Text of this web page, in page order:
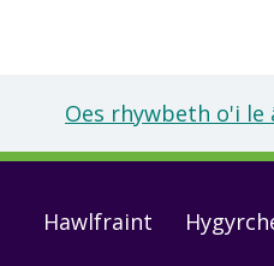
Oes rhywbeth o'i le
Footer
Hawlfraint